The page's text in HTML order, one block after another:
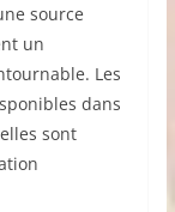
source
un
Les
dans
sont